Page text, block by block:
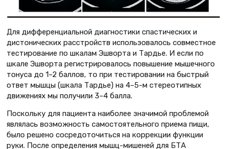
Для дифференциальной диагностики спастических и
дистонических расстройств использовалось совместное
тестирование по шкалам Эшворта и Тардье. И если по
шкале Эшворта регистрировалось повышение мышечного
тонуса до 1–2 баллов, то при тестировании на быстрый
ответ мышцы (шкала Тардье) на 4–5-м стереотипных
движениях мы получили 3–4 балла.
Поскольку для пациента наиболее значимой проблемой
являлась возможность самостоятельного приема пищи,
было решено сосредоточиться на коррекции функции
руки. После определения мышц-мишеней для БТА